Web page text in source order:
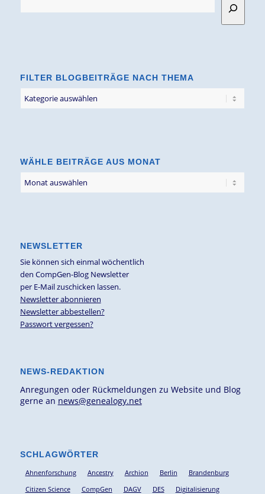
FILTER BLOGBEITRÄGE NACH THEMA
Blogbeiträge
WÄHLE BEITRÄGE AUS MONAT
NEWSLETTER
Sie können sich einmal wöchentlich
den CompGen-Blog Newsletter
per E-Mail zuschicken lassen.
Newsletter abonnieren
Newsletter abbestellen?
Passwort vergessen?
NEWS-REDAKTION
Anregungen oder Rückmeldungen zu Website und Blog
gerne an news@genealogy.net
SCHLAGWÖRTER
Ahnenforschung Ancestry Archion Berlin
Brandenburg
Citizen Science
CompGen DAGV DES
Digitalisierung